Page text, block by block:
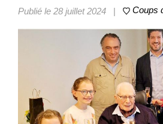
Publié le 28 juillet 2024 | Coups